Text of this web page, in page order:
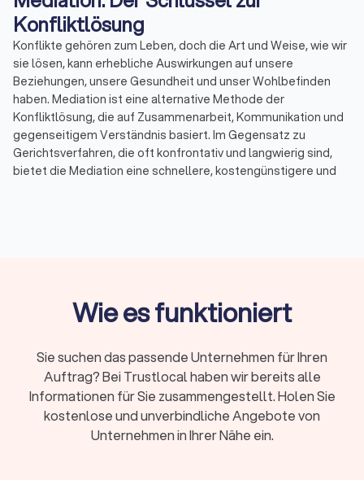
Konfliktlösung
Konflikte gehören zum Leben, doch die Art und Weise, wie wir
sie lösen, kann erhebliche Auswirkungen auf unsere
Beziehungen, unsere Gesundheit und unser Wohlbefinden
haben. Mediation ist eine alternative Methode der
Konfliktlösung, die auf Zusammenarbeit, Kommunikation und
gegenseitigem Verständnis basiert. Im Gegensatz zu
Gerichtsverfahren, die oft konfrontativ und langwierig sind,
bietet die Mediation eine schnellere, kostengünstigere und
Was ist Mediation?
dem ein neutraler Dritter, der Mediator, den Parteien hilft, eine
einvernehmliche Lösung für ihren Streit zu finden. Der
Mediator hat keine Entscheidungsbefugnis, sondern
unterstützt die Beteiligten dabei, ihre Interessen und
Bedürfnisse offenzulegen, Missverständnisse zu klären und
gemeinsam Lösungen zu erarbeiten. Die Mediation wird häufig
Wie es funktioniert
Sie suchen das passende Unternehmen für Ihren
Auftrag? Bei Trustlocal haben wir bereits alle
Informationen für Sie zusammengestellt. Holen Sie
kostenlose und unverbindliche Angebote von
Unternehmen in Ihrer Nähe ein.